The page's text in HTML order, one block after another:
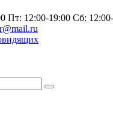
Пт: 12:00-19:00 Сб: